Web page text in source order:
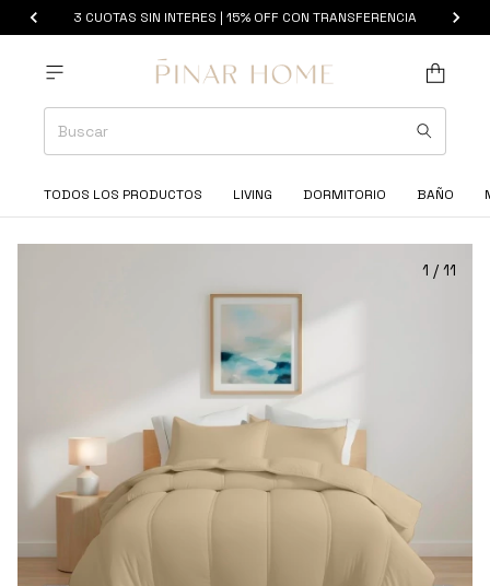
3 CUOTAS SIN INTERES | 15% OFF CON TRANSFERENCIA
TODOS LOS PRODUCTOS LIVING DORMITORIO BAÑO
1 / 11